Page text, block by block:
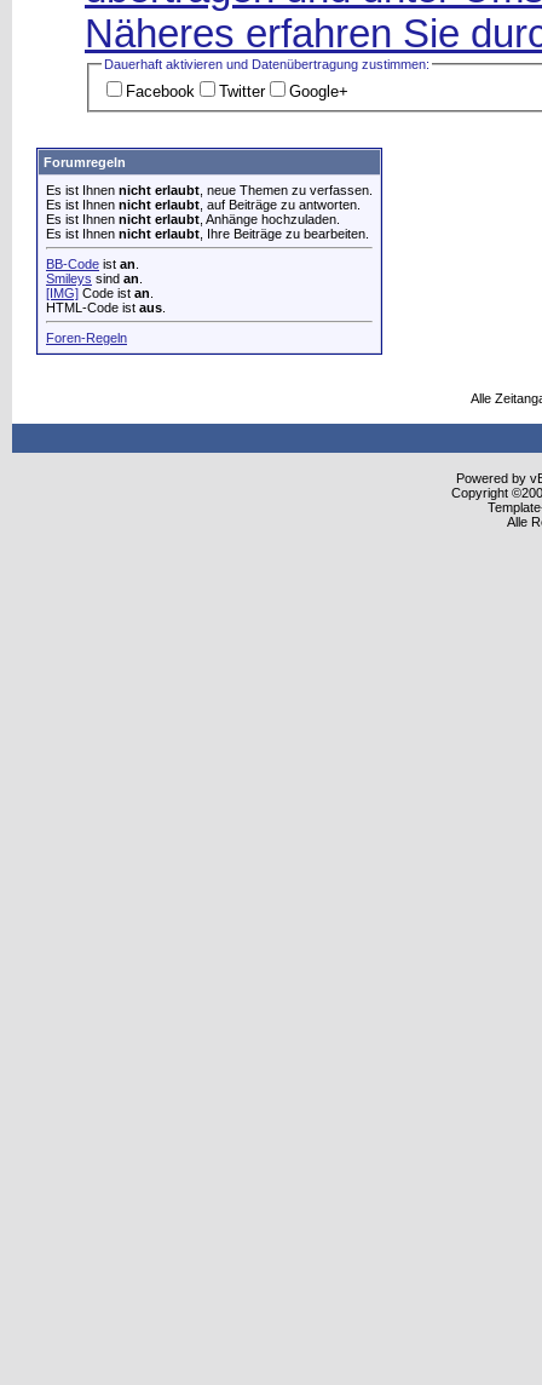
Näheres erfahren Sie
Dauerhaft aktivieren und Datenüber­tragung zustimmen:
Facebook Twitter Google+
Forumregeln
Es ist Ihnen nicht erlaubt , neue Themen zu verfassen.
Es ist Ihnen nicht erlaubt , auf Beiträge zu antworten.
Es ist Ihnen nicht erlaubt , Anhänge hochzuladen.
Es ist Ihnen nicht erlaubt , Ihre Beiträge zu bearbeiten.
BB-Code ist an
Smileys sind an
[IMG] Code ist an
HTML-Code ist aus
Foren-Regeln
Alle
Powered by
Copyright
Alle